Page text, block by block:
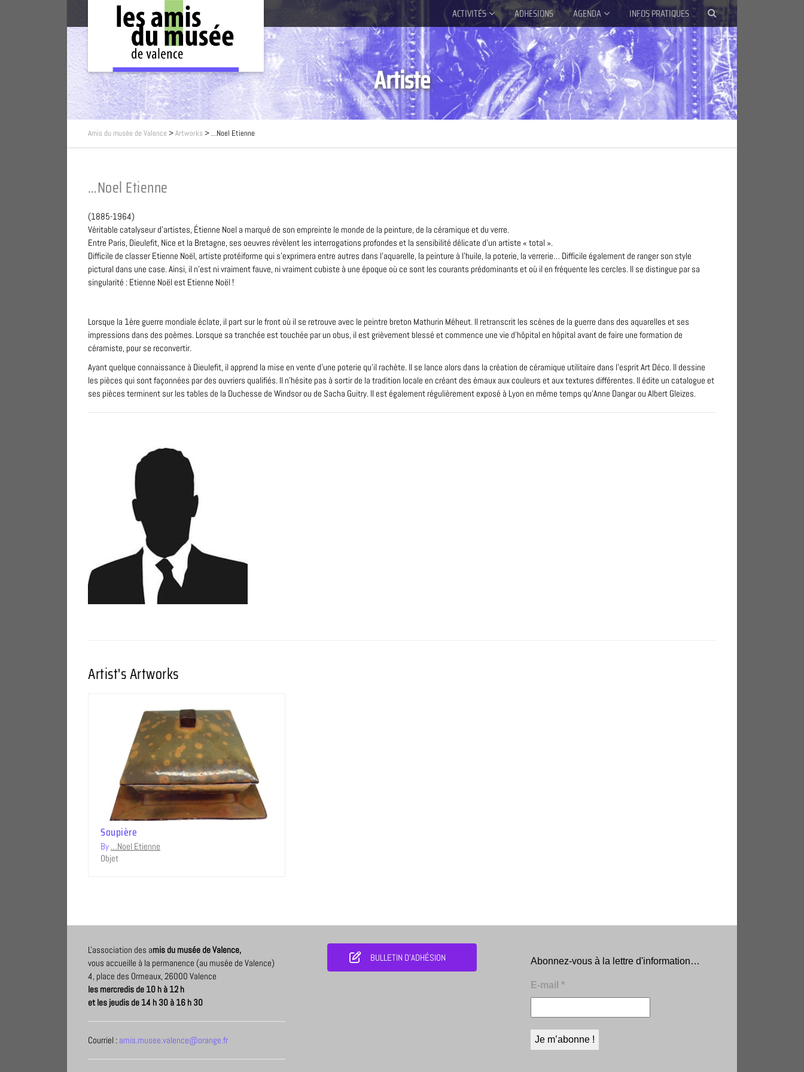
ACTIVITÉS ADHESIONS AGENDA INFOS PRATIQUES
Artiste
Amis du musée de Valence >Artworks > …Noel Etienne
…Noel Etienne
(1885-1964)
Véritable catalyseur d’artistes, Étienne Noel a marqué de son empreinte le monde de la peinture, de la céramique et du verre.
Entre Paris, Dieulefit, Nice et la Bretagne, ses oeuvres révèlent les interrogations profondes et la sensibilité délicate d’un artiste « total ».
Difficile de classer Etienne Noël, artiste protéiforme qui s’exprimera entre autres dans l’aquarelle, la peinture à l’huile, la poterie, la verrerie… Difficile également de ranger son style
pictural dans une case. Ainsi, il n’est ni vraiment fauve, ni vraiment cubiste à une époque où ce sont les courants prédominants et où il en fréquente les cercles. Il se distingue par sa
singularité : Etienne Noël est Etienne Noël !
Lorsque la 1ère guerre mondiale éclate, il part sur le front où il se retrouve avec le peintre breton Mathurin Méheut. Il retranscrit les scènes de la guerre dans des aquarelles et ses
impressions dans des poèmes. Lorsque sa tranchée est touchée par un obus, il est grièvement blessé et commence une vie d’hôpital en hôpital avant de faire une formation de
céramiste, pour se reconvertir.
Ayant quelque connaissance à Dieulefit, il apprend la mise en vente d’une poterie qu’il rachète. Il se lance alors dans la création de céramique utilitaire dans l’esprit Art Déco. Il dessine
les pièces qui sont façonnées par des ouvriers qualifiés. Il n’hésite pas à sortir de la tradition locale en créant des émaux aux couleurs et aux textures différentes. Il édite un catalogue et
ses pièces terminent sur les tables de la Duchesse de Windsor ou de Sacha Guitry. Il est également régulièrement exposé à Lyon en même temps qu’Anne Dangar ou Albert Gleizes.
Artist's Artworks
Soupière
By …Noel Etienne
Objet
L'association des amis du musée de Valence,
vous accueille à la permanence (au musée de Valence)
4, place des Ormeaux, 26000 Valence
les mercredis de 10 h à 12 h
et les jeudis de 14 h 30 à 16 h 30
Courriel : amis.musee.valence@orange.fr
BULLETIN D'ADHÉSION Abonnez-vous à la lettre d'information…
E-mail *